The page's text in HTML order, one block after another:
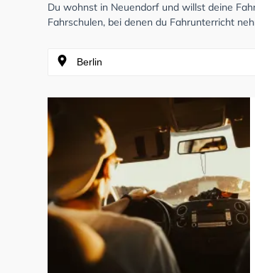
Du wohnst in Neuendorf und willst deine
Fahrschulen, bei denen du Fahrunterricht